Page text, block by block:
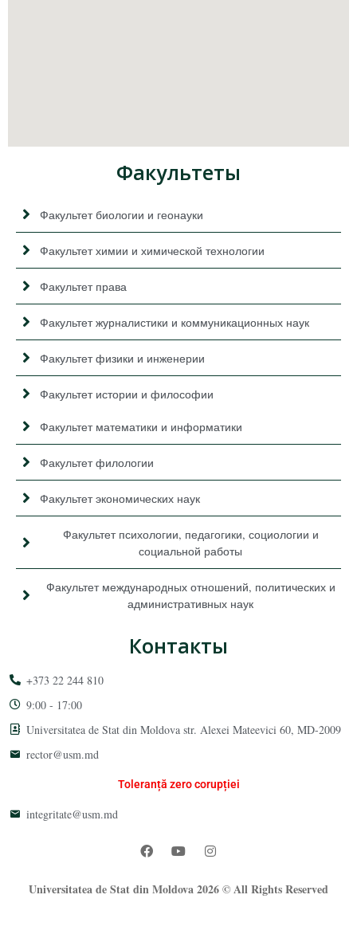
Факультеты
Факультет биологии и геонауки
Факультет химии и химической технологии
Факультет права
Факультет журналистики и коммуникационных наук
Факультет физики и инженерии
Факультет истории и философии
Факультет математики и информатики
Факультет филологии
Факультет экономических наук
Факультет психологии, педагогики, социологии и
социальной работы
Факультет международных отношений, политических и
административных наук
Контакты
+373 22 244 810
9:00 - 17:00
Universitatea de Stat din Moldova str. Alexei Mateevici 60, MD-2009
rector@usm.md
Toleranță zero corupției
integritate@usm.md
Universitatea de Stat din Moldova 2026 © All Rights Reserved